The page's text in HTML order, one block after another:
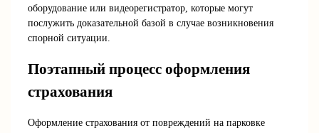
оборудование или видеорегистратор, которые могут
послужить доказательной базой в случае возникновения
спорной ситуации.
Поэтапный процесс оформления
страхования
Оформление страхования от повреждений на парковке